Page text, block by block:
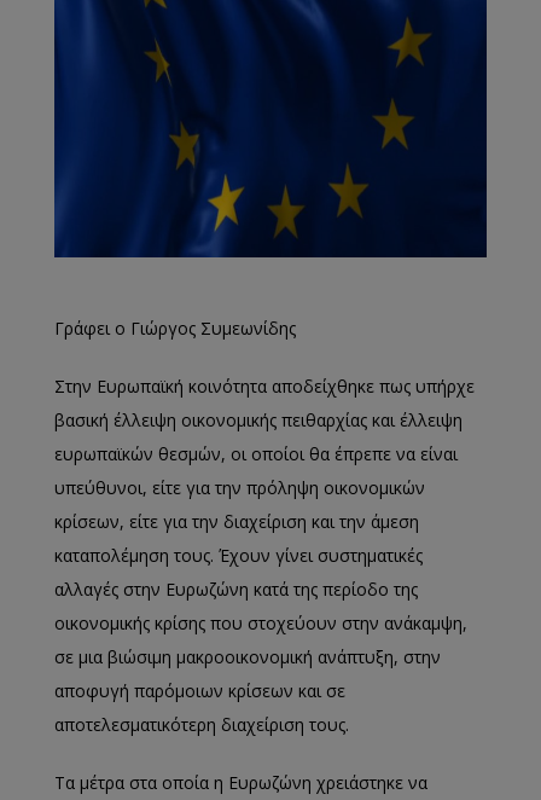
Γράφει ο Γιώργος Συμεωνίδης
Στην Ευρωπαϊκή κοινότητα αποδείχθηκε πως υπήρχε
βασική έλλειψη οικονομικής πειθαρχίας και έλλειψη
ευρωπαϊκών θεσμών, οι οποίοι θα έπρεπε να είναι
υπεύθυνοι, είτε για την πρόληψη οικονομικών
κρίσεων, είτε για την διαχείριση και την άμεση
καταπολέμηση τους. Έχουν γίνει συστηματικές
αλλαγές στην Ευρωζώνη κατά της περίοδο της
οικονομικής κρίσης που στοχεύουν στην ανάκαμψη,
σε μια βιώσιμη μακροοικονομική ανάπτυξη, στην
αποφυγή παρόμοιων κρίσεων και σε
αποτελεσματικότερη διαχείριση τους.
Τα μέτρα στα οποία η Ευρωζώνη χρειάστηκε να